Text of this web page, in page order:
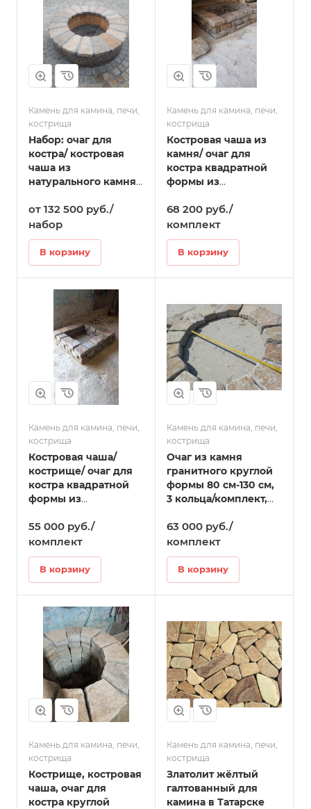
Камень для камина, печи,
кострища
Набор: очаг для
костра/ костровая
чаша из
натурального камня/
гранитной
брусчаткой в
Татарске
от 132 500 руб./
набор
В корзину
Камень для камина, печи,
кострища
Костровая чаша из
камня/ очаг для
костра квадратной
формы из
80см-120см в
Татарске
68 200 руб./
комплект
В корзину
Камень для камина, печи,
кострища
Костровая чаша/
кострище/ очаг для
костра квадратной
формы из
60см-100см в
Татарске
55 000 руб./
комплект
В корзину
Камень для камина, печи,
кострища
Очаг из камня
гранитного круглой
формы 80 см-130 см,
3 кольца/комплект,
63 000 руб./
комплект
В корзину
Камень для камина, печи,
кострища
Кострище, костровая
чаша, очаг для
костра круглой
Камень для камина, печи,
кострища
Златолит жёлтый
галтованный для
камина в Татарске